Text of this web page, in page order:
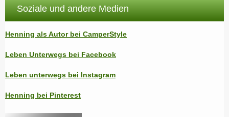
Soziale und andere Medien
Henning als Autor bei CamperStyle
Leben Unterwegs bei Facebook
Leben unterwegs bei Instagram
Henning bei Pinterest